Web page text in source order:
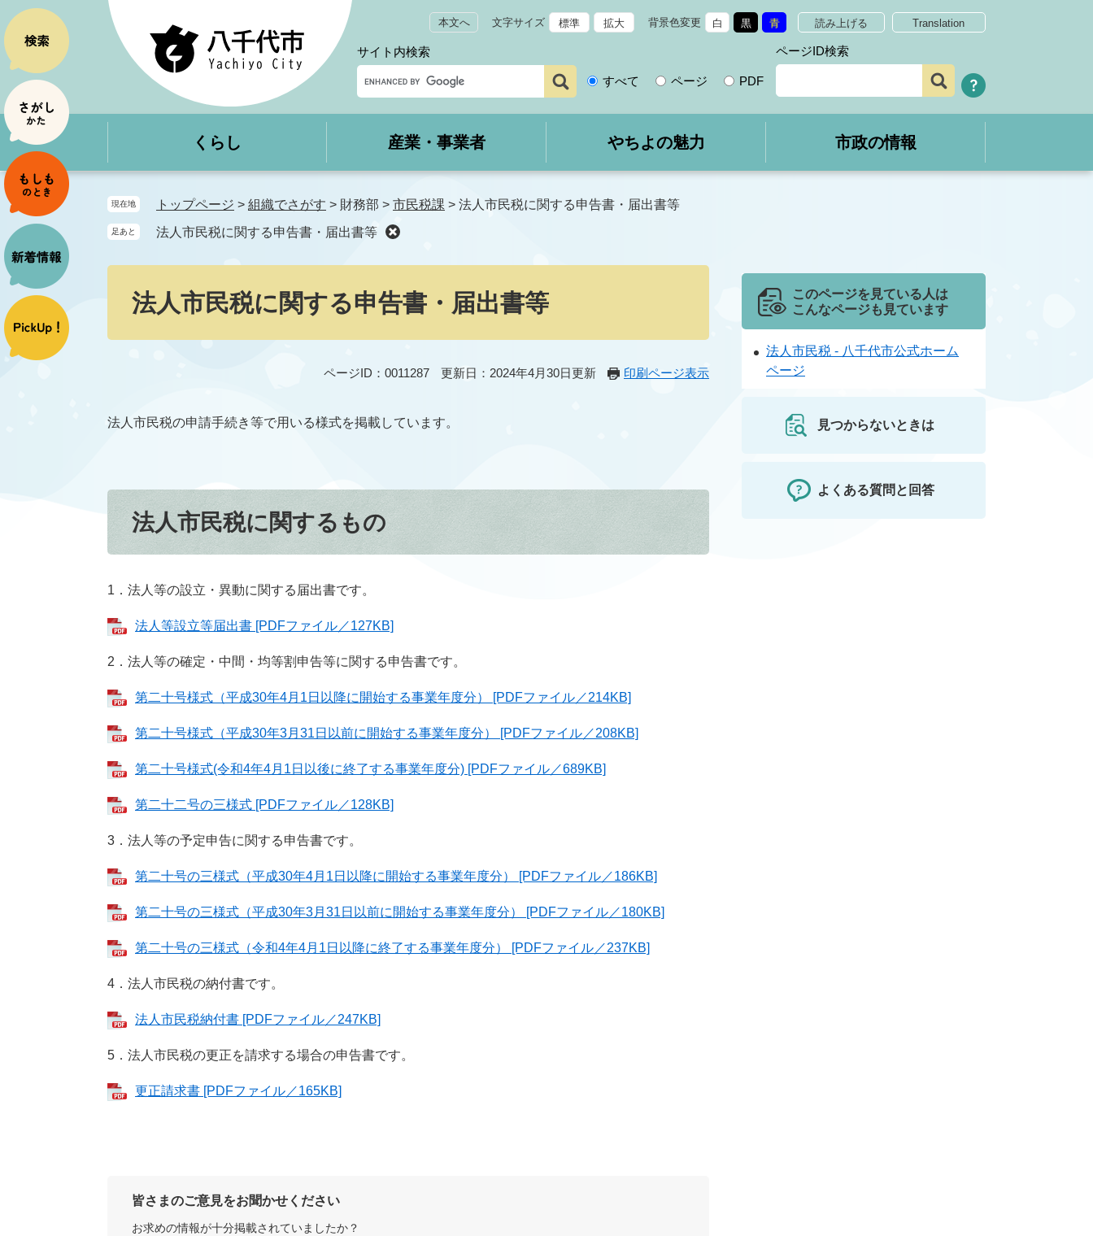
ー
ジ
の
先
頭
で
す
。
ニ
ュ
ー
を
飛
ば
し
て
本
文
本文へ 文字サイズ 標準 拡大 背景色変更 白 黒 青 読み上げる Translation
サイト内検索
すべて ページ PDF
ページID検索
くらし 産業・事業者 やちよの魅力 市政の情報
現在地 トップページ > 組織でさがす > 財務部 > 市民税課 > 法人市民税に関する申告書・届出書等
足あと 法人市民税に関する申告書・届出書等
法人市民税に関する申告書・届出書等
ページID：0011287 更新日：2024年4月30日更新 印刷ページ表示
法人市民税の申請手続き等で用いる様式を掲載しています。
法人市民税に関するもの
1．法人等の設立・異動に関する届出書です。
法人等設立等届出書 [PDFファイル／127KB]
2．法人等の確定・中間・均等割申告等に関する申告書です。
第二十号様式（平成30年4月1日以降に開始する事業年度分） [PDFファイル／214KB]
第二十号様式（平成30年3月31日以前に開始する事業年度分） [PDFファイル／208KB]
第二十号様式(令和4年4月1日以後に終了する事業年度分) [PDFファイル／689KB]
第二十二号の三様式 [PDFファイル／128KB]
3．法人等の予定申告に関する申告書です。
第二十号の三様式（平成30年4月1日以降に開始する事業年度分） [PDFファイル／186KB]
第二十号の三様式（平成30年3月31日以前に開始する事業年度分） [PDFファイル／180KB]
第二十号の三様式（令和4年4月1日以降に終了する事業年度分） [PDFファイル／237KB]
4．法人市民税の納付書です。
法人市民税納付書 [PDFファイル／247KB]
5．法人市民税の更正を請求する場合の申告書です。
更正請求書 [PDFファイル／165KB]
皆さまのご意見をお聞かせください
お求めの情報が十分掲載されていましたか？
このページを見ている人は
こんなページも見ています
法人市民税 - 八千代市公式ホーム
ページ
見つからないときは
よくある質問と回答